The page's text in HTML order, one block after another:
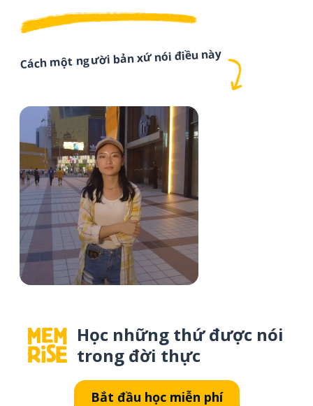
Cách một người bản xứ nói điều này
Học những thứ được nói
trong đời thực
Bắt đầu học miễn phí